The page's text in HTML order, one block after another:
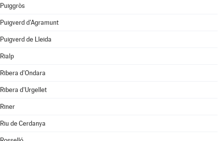
Puiggròs
Puigverd d'Agramunt
Puigverd de Lleida
Rialp
Ribera d'Ondara
Ribera d'Urgellet
Riner
Riu de Cerdanya